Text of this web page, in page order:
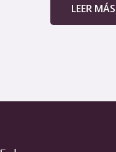
LEER MÁS